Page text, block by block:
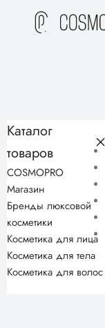
Каталог
товаров
COSMOPRO
Магазин
Бренды люксовой
косметики
Косметика для лица
Косметика для тела
Косметика для волос